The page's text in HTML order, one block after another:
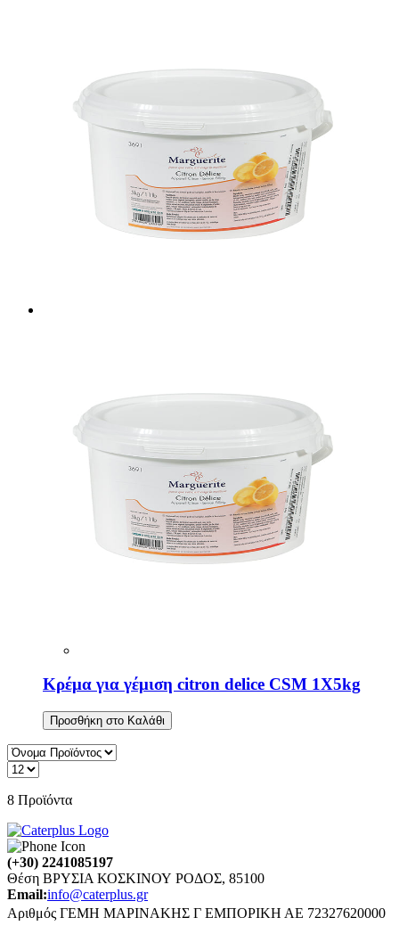
Κρέμα για γέμιση citron delice CSM 1X5kg
Προσθήκη στο Καλάθι
8 Προϊόντα
(+30) 2241085197
Θέση ΒΡΥΣΙΑ ΚΟΣΚΙΝΟΥ ΡΟΔΟΣ, 85100
Email:info@caterplus.gr
Αριθμός ΓΕΜΗ ΜΑΡΙΝΑΚΗΣ Γ ΕΜΠΟΡΙΚΗ ΑΕ 72327620000